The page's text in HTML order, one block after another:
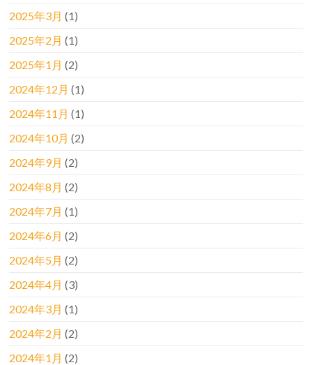
2025年3月 (1)
2025年2月 (1)
2025年1月 (2)
2024年12月 (1)
2024年11月 (1)
2024年10月 (2)
2024年9月 (2)
2024年8月 (2)
2024年7月 (1)
2024年6月 (2)
2024年5月 (2)
2024年4月 (3)
2024年3月 (1)
2024年2月 (2)
2024年1月 (2)